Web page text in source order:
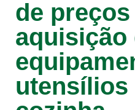
de
aquisição
utensílios